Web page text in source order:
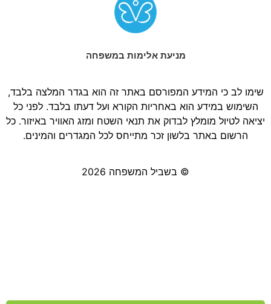
מניעת אלימות במשפחה
שימו לב כי המידע המפורסם באתר זה הוא בגדר המלצה בלבד,
השימוש במידע הוא באחריות הקורא ועל דעתו בלבד. לפני כל
יציאה לטיול מומלץ לבדוק את תנאי השטח ומזג האוויר באיזור. כל
הרשום באתר בלשון זכר מתייחס לכל המגדרים והמינים.
© בשביל המשפחה 2026